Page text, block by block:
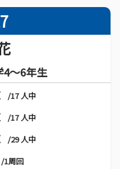
～6年生
/17 人中
/17 人中
/29 人中
/1周回